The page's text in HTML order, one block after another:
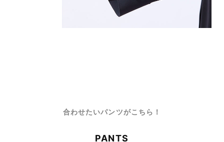
合わせたいパンツがこちら！
PANTS